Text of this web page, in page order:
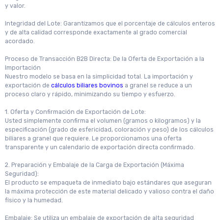
y valor.
Integridad del Lote: Garantizamos que el porcentaje de cálculos enteros
y de alta calidad corresponde exactamente al grado comercial
acordado.
Proceso de Transacción B2B Directa: De la Oferta de Exportación a la
Importación
Nuestro modelo se basa en la simplicidad total. La importación y
exportación de cálculos biliares bovinos a granel se reduce a un
proceso claro y rápido, minimizando su tiempo y esfuerzo.
1. Oferta y Confirmación de Exportación de Lote:
Usted simplemente confirma el volumen (gramos o kilogramos) y la
especificación (grado de esfericidad, coloración y peso) de los cálculos
biliares a granel que requiere. Le proporcionamos una oferta
transparente y un calendario de exportación directa confirmado.
2. Preparación y Embalaje de la Carga de Exportación (Máxima
Seguridad):
El producto se empaqueta de inmediato bajo estándares que aseguran
la máxima protección de este material delicado y valioso contra el daño
físico y la humedad.
Embalaje: Se utiliza un embalaje de exportación de alta seguridad